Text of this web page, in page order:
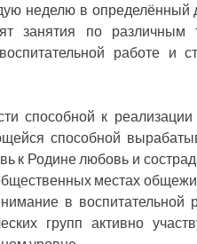
неделю в определённый
занятия по различным
работе и
способной к реализации
способной
к Родине любовь и
местах
в воспитательной
групп активно